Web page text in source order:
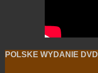
POLSKE WYDANIE DVD